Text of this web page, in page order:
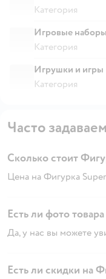
Категория
Игровые
Категория
Игрушки и игры
Категория
Часто
Сколько стоит
Цена на Фигурка
Есть ли фото
Да, у нас вы можете
Есть ли скидки на